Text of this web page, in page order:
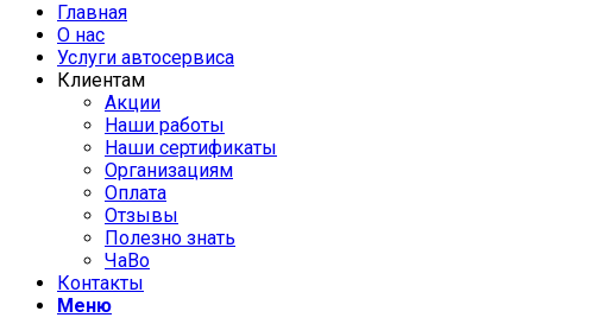
Главная
О нас
Услуги автосервиса
Клиентам
Акции
Наши работы
Наши сертификаты
Организациям
Оплата
Отзывы
Полезно знать
ЧаВо
Контакты
Меню